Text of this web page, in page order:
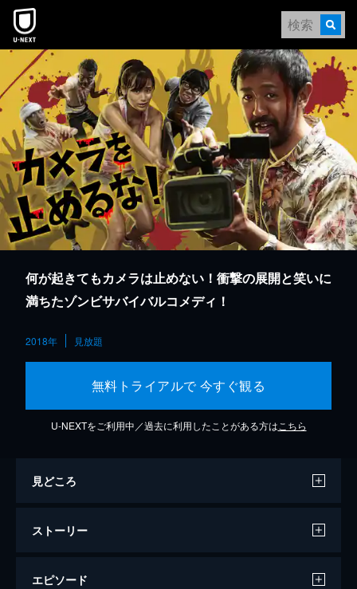
本文へスキップ
何が起きてもカメラは止めない！衝撃の展開と笑いに
満ちたゾンビサバイバルコメディ！
2018年 見放題
無料トライアルで 今すぐ観る
U-NEXTをご利用中／過去に利用したことがある方は こちら
見どころ
ストーリー
エピソード